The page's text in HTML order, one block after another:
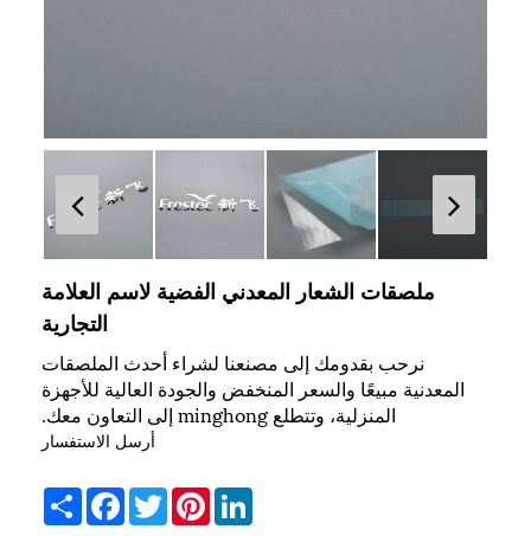
ملصقات الشعار المعدني الفضية لاسم العلامة
التجارية
نرحب بقدومك إلى مصنعنا لشراء أحدث الملصقات
المعدنية مبيعًا والسعر المنخفض والجودة العالية للأجهزة
المنزلية، وتتطلع minghong إلى التعاون معك.
أرسل الاستفسار
Share
FacebookTwitterPinterestLinkedIn